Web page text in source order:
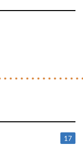
voorstelling.
17